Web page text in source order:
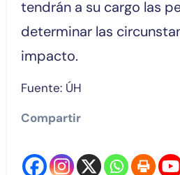
tendrán a su cargo las
determinar las
impacto.
Fuente: ÚH
Compartir